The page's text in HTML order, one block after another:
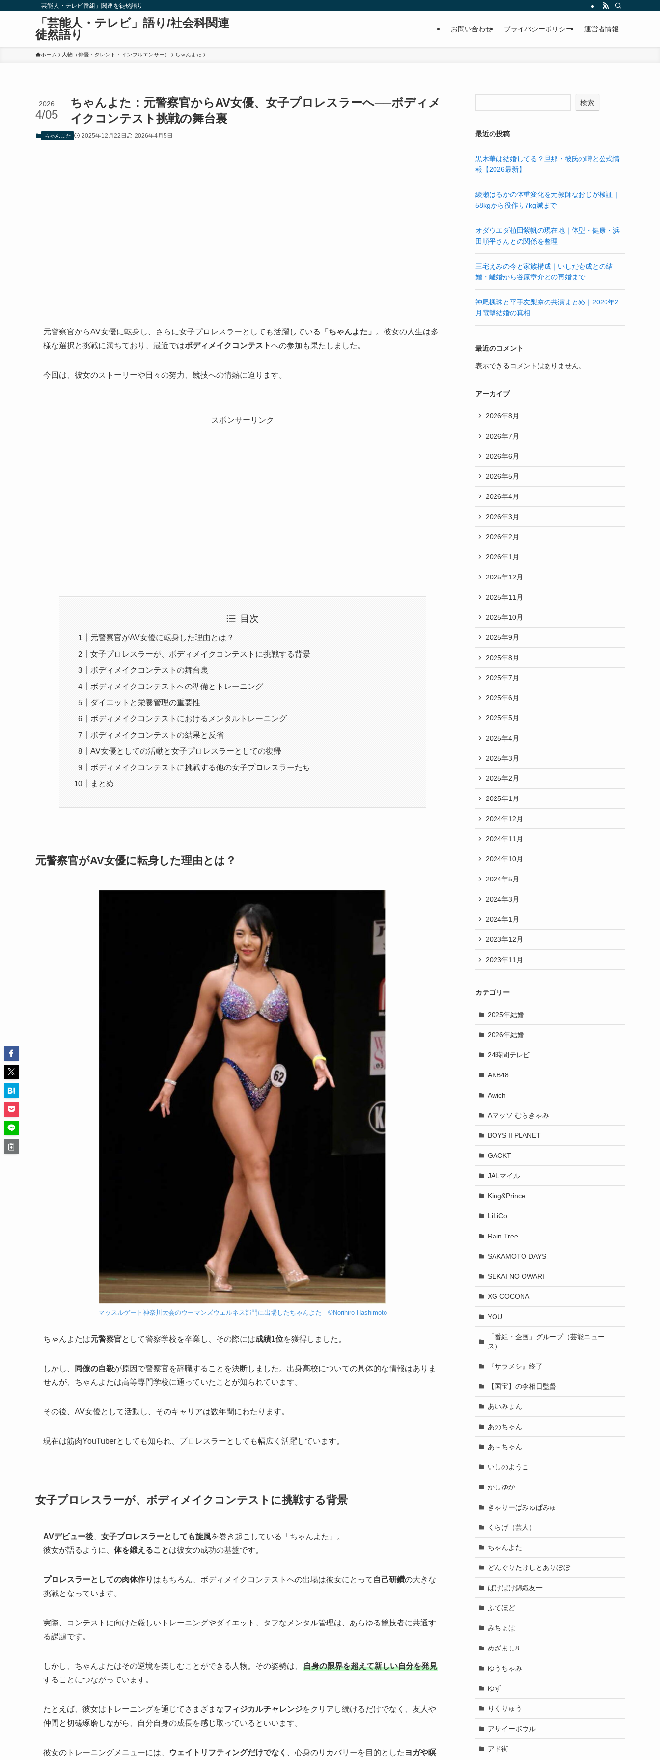
「芸能人・テレビ番組」関連を徒然語り
「芸能人・テレビ」語り/社会科関連
徒然語り
お問い合わせ プライバシーポリシー 運営者情報
ホーム 人物（俳優・タレント・インフルエンサー） ちゃんよた
ちゃんよた：元警察官からAV女優、女子プロレスラーへ──ボディメ
イクコンテスト挑戦の舞台裏
2026
4/05
ちゃんよた 2025年12月22日 2026年4月5日
元警察官からAV女優に転身し、さらに女子プロレスラーとしても活躍している 「ちゃんよた」
。彼女の人生は多
様な選択と挑戦に満ちており、最近ではボディメイクコンテストへの参加も果たしました。
今回は、彼女のストーリーや日々の努力、競技への情熱に迫ります。
スポンサーリンク
目次
元警察官がAV女優に転身した理由とは？
女子プロレスラーが、ボディメイクコンテストに挑戦する背景
ボディメイクコンテストの舞台裏
ボディメイクコンテストへの準備とトレーニング
ダイエットと栄養管理の重要性
ボディメイクコンテストにおけるメンタルトレーニング
ボディメイクコンテストの結果と反省
AV女優としての活動と女子プロレスラーとしての復帰
ボディメイクコンテストに挑戦する他の女子プロレスラーたち
まとめ
元警察官がAV女優に転身した理由とは？
マッスルゲート神奈川大会のウーマンズウェルネス部門に出場したちゃんよた ©Norihiro Hashimoto
ちゃんよたは元警察官として警察学校を卒業し、その際には成績1位を獲得しました。
しかし、 同僚の自殺が原因で警察官を辞職することを決断しました。出身高校についての具体的な情報はありま
せんが、ちゃんよたは高等専門学校に通っていたことが知られています。
その後、AV女優として活動し、そのキャリアは数年間にわたります。
現在は筋肉YouTuberとしても知られ、プロレスラーとしても幅広く活躍しています。
女子プロレスラーが、ボディメイクコンテストに挑戦する背景
AVデビュー後 女子プロレスラーとしても旋風を巻き起こしている「ちゃんよた」。
彼女が語るように、 体を鍛えることは彼女の成功の基盤です。
プロレスラーとしての肉体作り はもちろん、ボディメイクコンテストへの出場は彼女にとって 自己研鑽の大きな
挑戦となっています。
実際、コンテストに向けた厳しいトレーニングやダイエット、タフなメンタル管理は、あらゆる競技者に共通す
る課題です。
しかし、ちゃんよたはその逆境を楽しむことができる人物。その姿勢は、
自身の限界を超えて新しい自分を発見
することにつながっています。
たとえば、彼女はトレーニングを通じてさまざまなフィジカルチャレンジをクリアし続けるだけでなく、友人や
仲間と切磋琢磨しながら、自分自身の成長を感じ取っているといいます。
彼女のトレーニングメニューには、 ウェイトリフティングだけでなく 、心身のリカバリーを目的とした ヨガや瞑
検索
最近の投稿
黒木華は結婚してる？旦那・彼氏の噂と公式情
報【2026最新】
綾瀬はるかの体重変化を元教師なおじが検証｜
58kgから役作り7kg減まで
オダウエダ植田紫帆の現在地｜体型・健康・浜
田順平さんとの関係を整理
三宅えみの今と家族構成｜いしだ壱成との結
婚・離婚から谷原章介との再婚まで
神尾楓珠と平手友梨奈の共演まとめ｜2026年2
月電撃結婚の真相
最近のコメント
表示できるコメントはありません。
アーカイブ
2026年8月
2026年7月
2026年6月
2026年5月
2026年4月
2026年3月
2026年2月
2026年1月
2025年12月
2025年11月
2025年10月
2025年9月
2025年8月
2025年7月
2025年6月
2025年5月
2025年4月
2025年3月
2025年2月
2025年1月
2024年12月
2024年11月
2024年10月
2024年5月
2024年3月
2024年1月
2023年12月
2023年11月
カテゴリー
2025年結婚
2026年結婚
24時間テレビ
AKB48
Awich
Aマッソ むらきゃみ
BOYS II PLANET
GACKT
JALマイル
King&Prince
LiLiCo
Rain Tree
SAKAMOTO DAYS
SEKAI NO OWARI
XG COCONA
YOU
「番組・企画」グループ（芸能ニュー
ス）
『サラメシ』終了
【国宝】の李相日監督
あいみょん
あのちゃん
あ～ちゃん
いしのようこ
かしゆか
きゃりーぱみゅぱみゅ
くらげ（芸人）
ちゃんよた
どんぐりたけしとありぼぼ
ばけばけ錦織友一
ふてほど
みちょぱ
めざまし8
ゆうちゃみ
ゆず
りくりゅう
アサイーボウル
アド街